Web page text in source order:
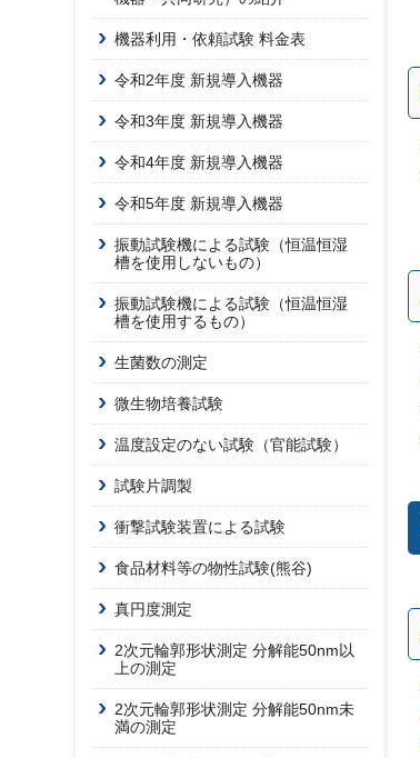
機器利用・依頼試験 料金表
令和2年度 新規導入機器
令和3年度 新規導入機器
令和4年度 新規導入機器
令和5年度 新規導入機器
振動試験機による試験（恒温恒湿
槽を使用しないもの）
振動試験機による試験（恒温恒湿
槽を使用するもの）
生菌数の測定
微生物培養試験
温度設定のない試験（官能試験）
試験片調製
衝撃試験装置による試験
食品材料等の物性試験(熊谷)
真円度測定
2次元輪郭形状測定 分解能50nm以
上の測定
2次元輪郭形状測定 分解能50nm未
満の測定